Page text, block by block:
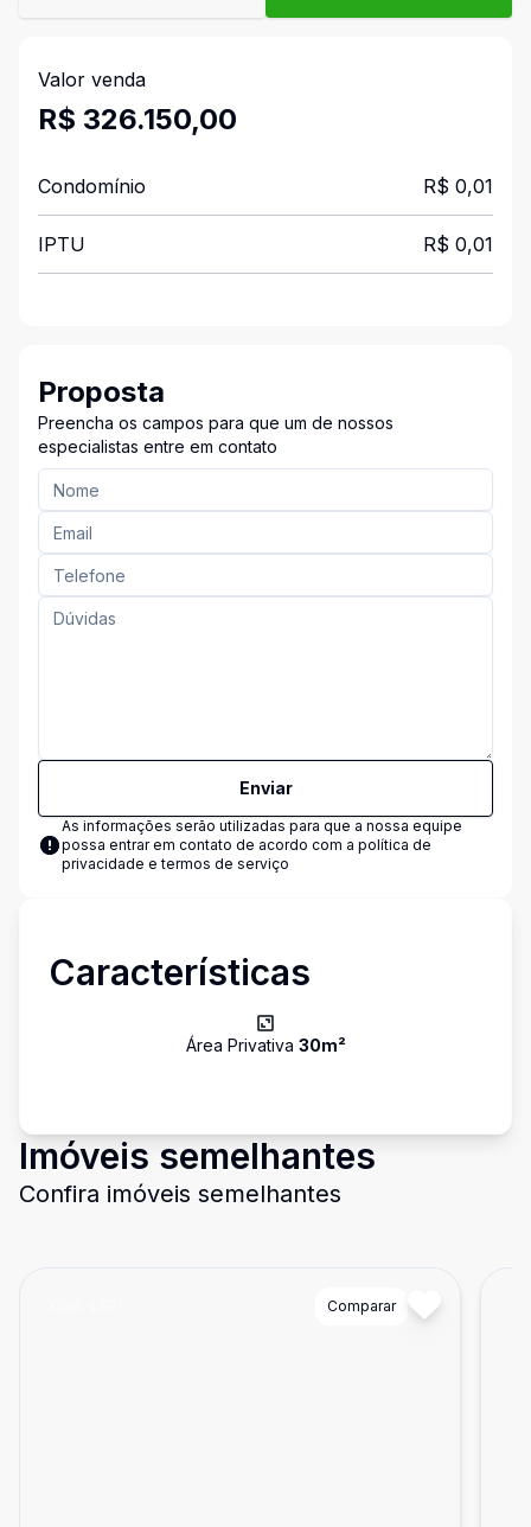
Valor venda
R$ 326.150,00
Condomínio R$ 0,01
IPTU R$ 0,01
Proposta
Preencha os campos para que um de nossos
especialistas entre em contato
Enviar
As informações serão utilizadas para que a nossa equipe
possa entrar em contato de acordo com a política de
privacidade e termos de serviço
Características
Área Privativa 30m²
Imóveis semelhantes
Confira imóveis semelhantes
Comparar